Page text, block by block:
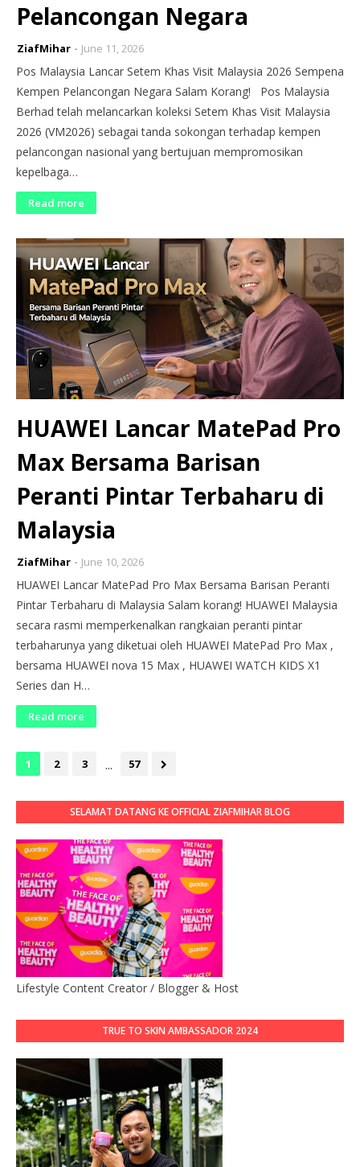
Pelancongan Negara
ZiafMihar June 11, 2026
Pos Malaysia Lancar Setem Khas Visit Malaysia 2026 Sempena
Kempen Pelancongan Negara Salam Korang! Pos Malaysia
Berhad telah melancarkan koleksi Setem Khas Visit Malaysia
2026 (VM2026) sebagai tanda sokongan terhadap kempen
pelancongan nasional yang bertujuan mempromosikan
kepelbaga…
Read more
HUAWEI Lancar MatePad Pro
Max Bersama Barisan
Peranti Pintar Terbaharu di
Malaysia
ZiafMihar June 10, 2026
HUAWEI Lancar MatePad Pro Max Bersama Barisan Peranti
Pintar Terbaharu di Malaysia Salam korang! HUAWEI Malaysia
secara rasmi memperkenalkan rangkaian peranti pintar
terbaharunya yang diketuai oleh HUAWEI MatePad Pro Max ,
bersama HUAWEI nova 15 Max , HUAWEI WATCH KIDS X1
Series dan H…
Read more
1 2 3 ... 57
SELAMAT DATANG KE OFFICIAL ZIAFMIHAR BLOG
Lifestyle Content Creator / Blogger & Host
TRUE TO SKIN AMBASSADOR 2024